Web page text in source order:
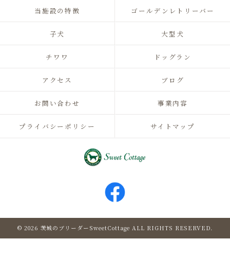
当施設の特徴 ゴールデンレトリーバー
子犬 大型犬
チワワ ドッグラン
アクセス ブログ
お問い合わせ 事業内容
プライバシーポリシー サイトマップ
© 2026 茨城のブリーダーSweetCottage ALL RIGHTS RESERVED.